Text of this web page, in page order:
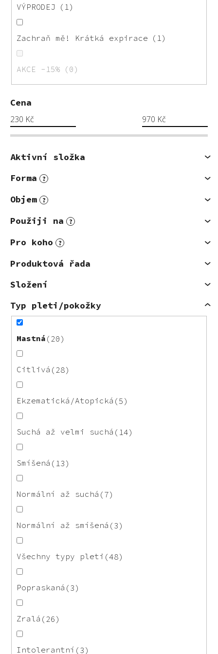
VÝPRODEJ 1
Zachraň mě! Krátká expirace 1
AKCE -15% 0
Cena
230 Kč 970 Kč
Aktivní složka
Forma
?
Objem ?
Použiji na ?
Pro koho ?
Produktová řada
Složení
Typ pleti/pokožky
Mastná 20
Citlivá 28
Ekzematická/Atopická 5
Suchá až velmi suchá 14
Smíšená 13
Normální až suchá 7
Normální až smíšená 3
Všechny typy pleti 48
Popraskaná 3
Zralá 26
Intolerantní 3